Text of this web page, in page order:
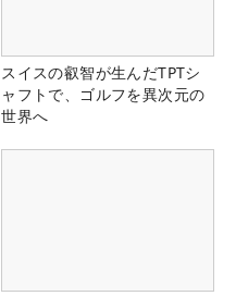
スイスの叡智が生んだTPTシ
ャフトで、ゴルフを異次元の
世界へ